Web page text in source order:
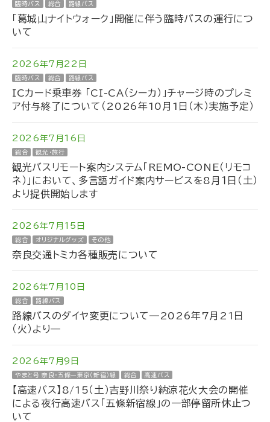
臨時バス 総合 路線バス
「葛城山ナイトウォーク」開催に伴う臨時バスの運行につ
いて
2026年7月22日
臨時バス 総合 路線バス
ICカード乗車券 「CI-CA（シーカ）」チャージ時のプレミ
ア付与終了について（2026年10月1日（木）実施予定）
2026年7月16日
総合 観光・旅行
観光バスリモート案内システム「REMO-CONE（リモコ
ネ）」において、多言語ガイド案内サービスを8月１日（土）
より提供開始します
2026年7月15日
総合 オリジナルグッズ その他
奈良交通トミカ各種販売について
2026年7月10日
総合 路線バス
路線バスのダイヤ変更について―2026年7月21日
（火）より―
2026年7月9日
やまと号 奈良・五條ー東京（新宿）線 総合 高速バス
【高速バス】8/15（土）吉野川祭り納涼花火大会の開催
による夜行高速バス「五條新宿線」の一部停留所休止つ
いて